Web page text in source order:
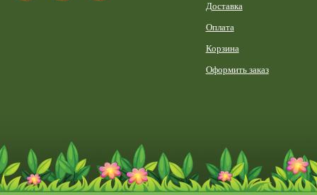
Доставка
Оплата
Корзина
Оформить заказ